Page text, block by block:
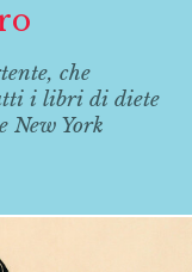
che
i libri di diete
New York